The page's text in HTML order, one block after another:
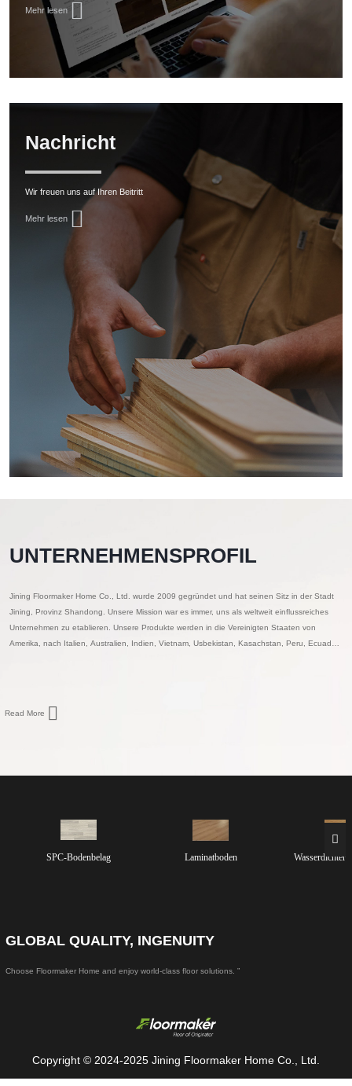
Mehr lesen
Nachricht
Wir freuen uns auf Ihren Beitritt
Mehr lesen
UNTERNEHMENSPROFIL
Jining Floormaker Home Co., Ltd. wurde 2009 gegründet und hat seinen Sitz in der Stadt
Jining, Provinz Shandong. Unsere Mission war es immer, uns als weltweit einflussreiches
Unternehmen zu etablieren. Unsere Produkte werden in die Vereinigten Staaten von
Amerika, nach Italien, Australien, Indien, Vietnam, Usbekistan, Kasachstan, Peru, Ecuador,
Read More
SPC-Bodenbelag Laminatboden Wasserdichter
GLOBAL QUALITY, INGENUITY
Choose Floormaker Home and enjoy world-class floor solutions. ”
Copyright © 2024-2025 Jining Floormaker Home Co., Ltd.